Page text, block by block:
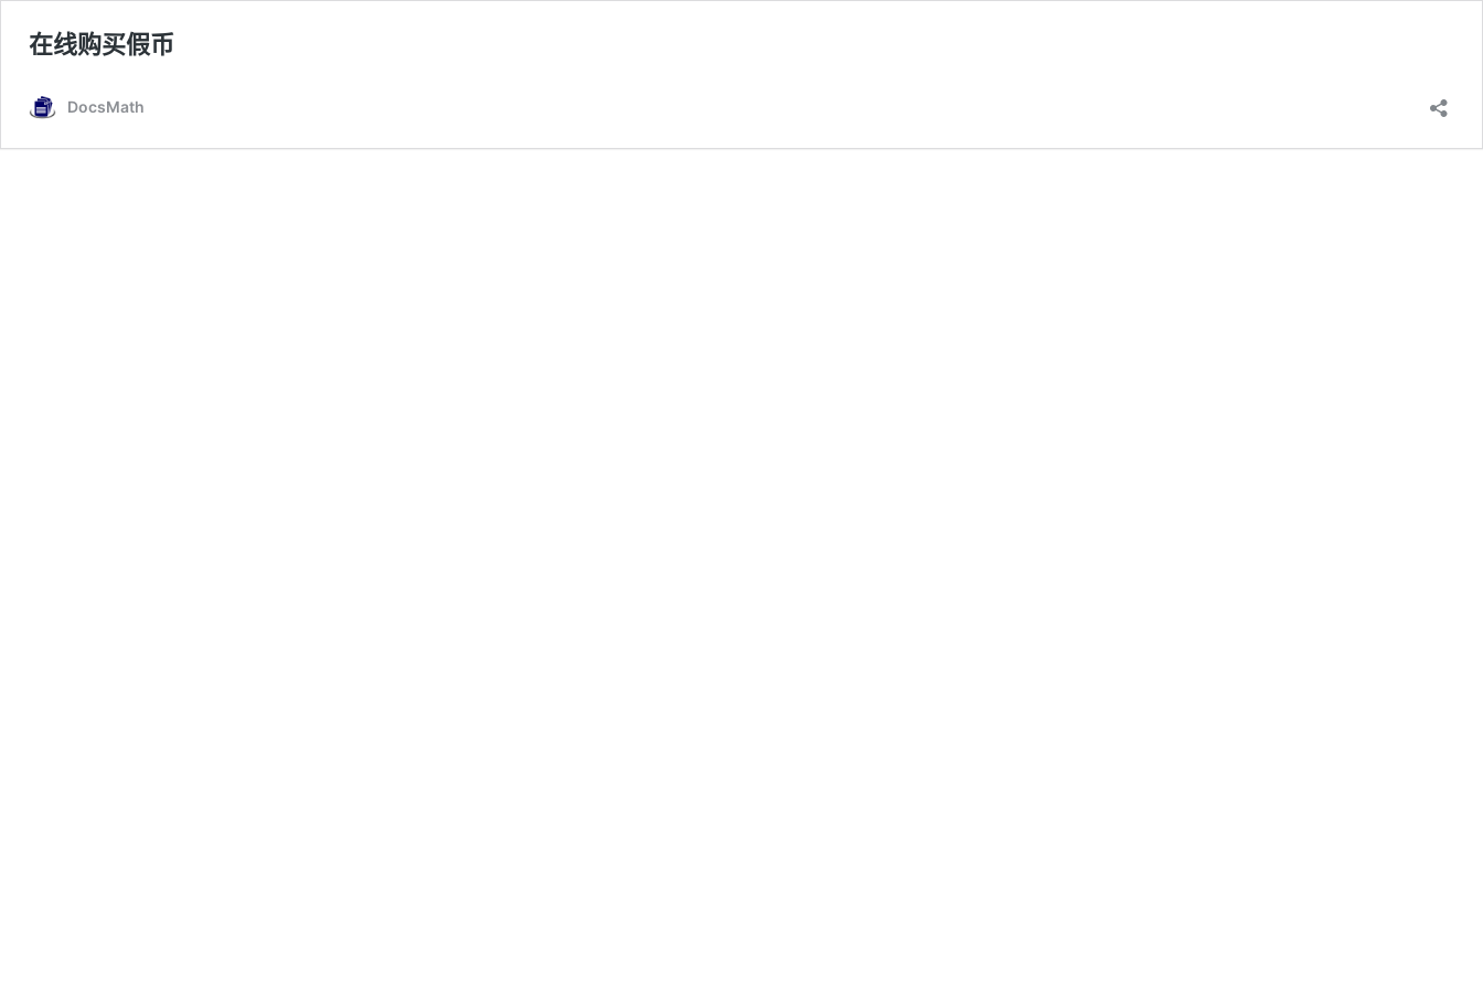
在线购买假币
DocsMath